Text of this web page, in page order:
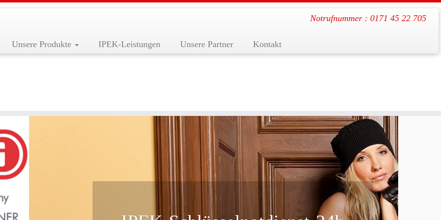
Notrufnummer : 0171 45 22 705
Unsere Produkte IPEK-Leistungen Unsere Partner Kontakt